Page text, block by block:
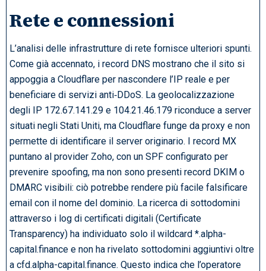
Rete e connessioni
L’analisi delle infrastrutture di rete fornisce ulteriori spunti.
Come già accennato, i record DNS mostrano che il sito si
appoggia a Cloudflare per nascondere l’IP reale e per
beneficiare di servizi anti‑DDoS. La geolocalizzazione
degli IP 172.67.141.29 e 104.21.46.179 riconduce a server
situati negli Stati Uniti, ma Cloudflare funge da proxy e non
permette di identificare il server originario. I record MX
puntano al provider Zoho, con un SPF configurato per
prevenire spoofing, ma non sono presenti record DKIM o
DMARC visibili: ciò potrebbe rendere più facile falsificare
email con il nome del dominio. La ricerca di sottodomini
attraverso i log di certificati digitali (Certificate
Transparency) ha individuato solo il wildcard *.alpha-
capital.finance e non ha rivelato sottodomini aggiuntivi oltre
a cfd.alpha-capital.finance. Questo indica che l’operatore